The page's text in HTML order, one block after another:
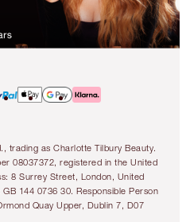
trading as Charlotte Tilbury Beauty.
08037372, registered in the United
8 Surrey Street, London, United
144 0736 30. Responsible Person
Quay Upper, Dublin 7, D07